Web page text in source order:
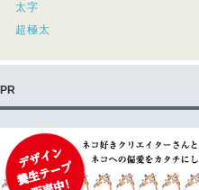
太字
超極太
PR